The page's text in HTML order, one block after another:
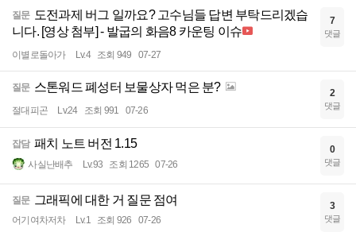
질문 도전과제 버그 일까요? 고수님들 답변 부탁드리겠습
니다. [영상 첨부] - 발굽의 화음8 카운팅 이슈
이별로돌아가 Lv.4 조회 949 07-27
7
댓글
질문 스톤워드 폐성터 보물상자 먹은 분?
절대피곤 Lv.24 조회 991 07-26
2
댓글
잡담 패치 노트 버전 1.15
사실난배추 Lv.93 조회 1265 07-26
0
댓글
질문 그래픽에 대한 거 질문 점여
어기여차저차 Lv.1 조회 926 07-26
3
댓글